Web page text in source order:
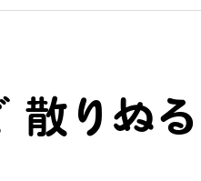
散りぬ